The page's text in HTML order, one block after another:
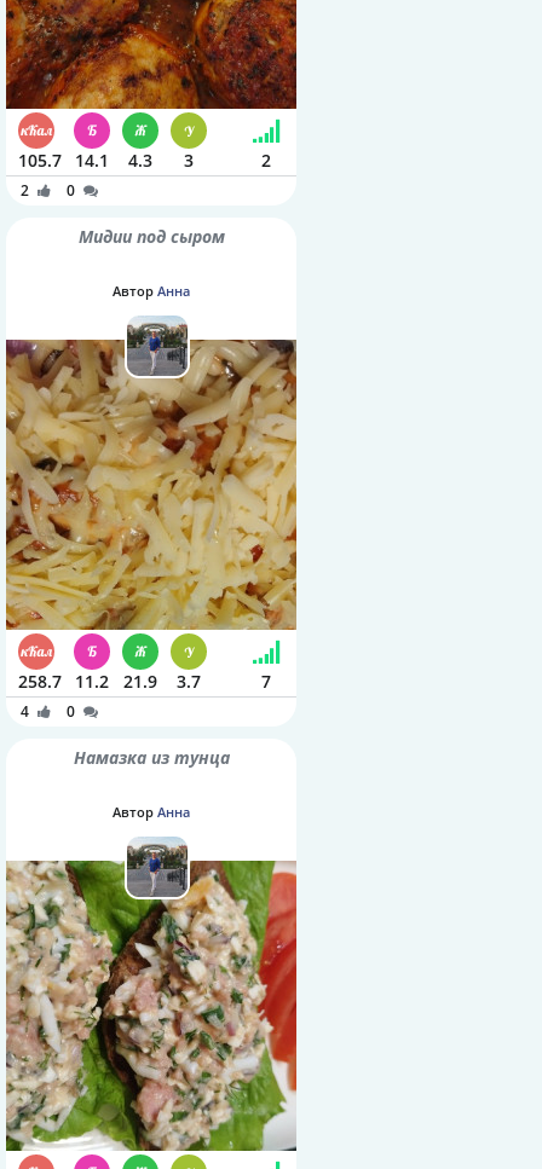
105.7 14.1 4.3 3 2
2 0
Мидии под сыром
Автор Анна
258.7 11.2 21.9 3.7 7
4 0
Намазка из тунца
Автор Анна